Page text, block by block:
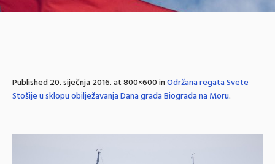
Published20. siječnja 2016.at 800×600 inOdržana regata Svete
Stošije u sklopu obilježavanja Dana grada Biograda na Moru.